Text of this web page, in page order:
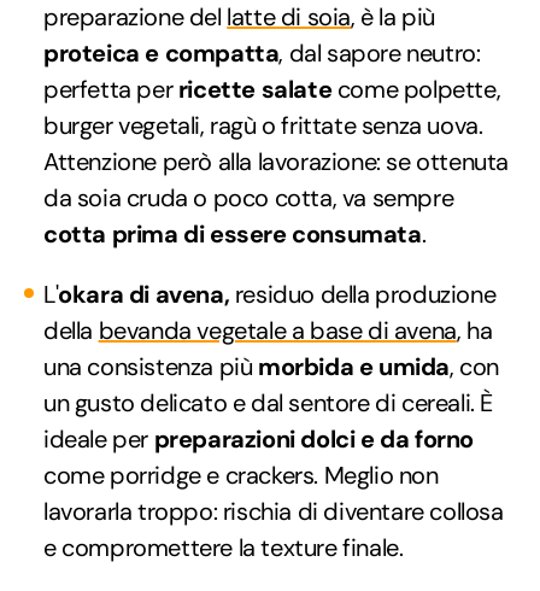
preparazione del latte di soia, è la più
proteica e compatta, dal sapore neutro:
perfetta perricette salatecome polpette,
burger vegetali, ragù o frittate senza uova.
Attenzione però alla lavorazione: se ottenuta
da soia cruda o poco cotta, va sempre
cotta prima di essere consumata.
L'okara di avena, residuo della produzione
della bevanda vegetale a base di avena, ha
una consistenza più morbida e umida, con
un gusto delicato e dal sentore di cereali. È
ideale per preparazioni dolci e da forno
come porridge e crackers. Meglio non
lavorarla troppo: rischia di diventare collosa
e compromettere la texture finale.